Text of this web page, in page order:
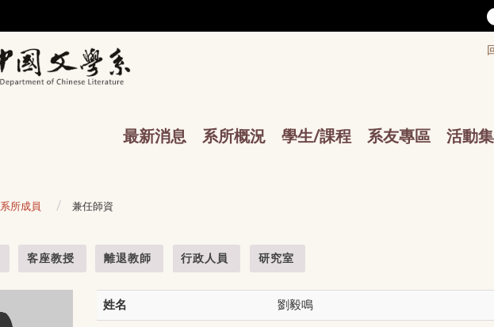
最新消息 系所概況 學生/課程 系友專區 活動
系所成員 兼任師資
客座教授 離退教師 行政人員 研究室
姓名 劉毅鳴